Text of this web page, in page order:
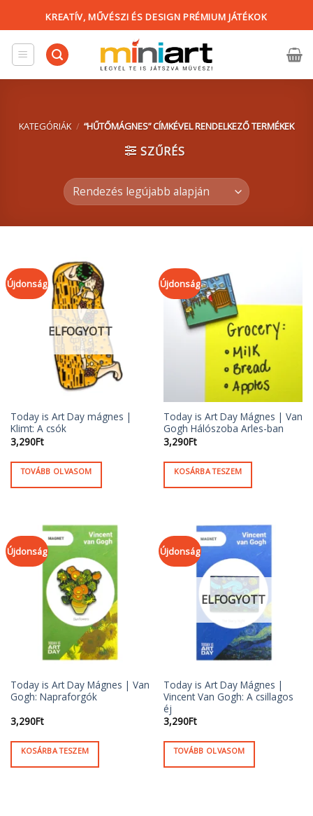
content
KREATÍV, MŰVÉSZI ÉS DESIGN PRÉMIUM JÁTÉKOK
KATEGÓRIÁK / “HŰTŐMÁGNES” CÍMKÉVEL RENDELKEZŐ TERMÉKEK
SZŰRÉS
Újdonság
ELFOGYOTT
Today is Art Day mágnes |
Klimt: A csók
3,290Ft
TOVÁBB OLVASOM
Újdonság
Today is Art Day Mágnes | Van
Gogh Hálószoba Arles-ban
3,290Ft
KOSÁRBA TESZEM
Újdonság
Today is Art Day Mágnes | Van
Gogh: Napraforgók
3,290Ft
KOSÁRBA TESZEM
Újdonság
ELFOGYOTT
Today is Art Day Mágnes |
Vincent Van Gogh: A csillagos
éj
3,290Ft
TOVÁBB OLVASOM